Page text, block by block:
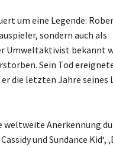
um eine Legende:
sondern auch als
Umweltaktivist bekannt
Sein Tod
die letzten Jahre seines
weltweite Anerkennung
und Sundance Kid‘,